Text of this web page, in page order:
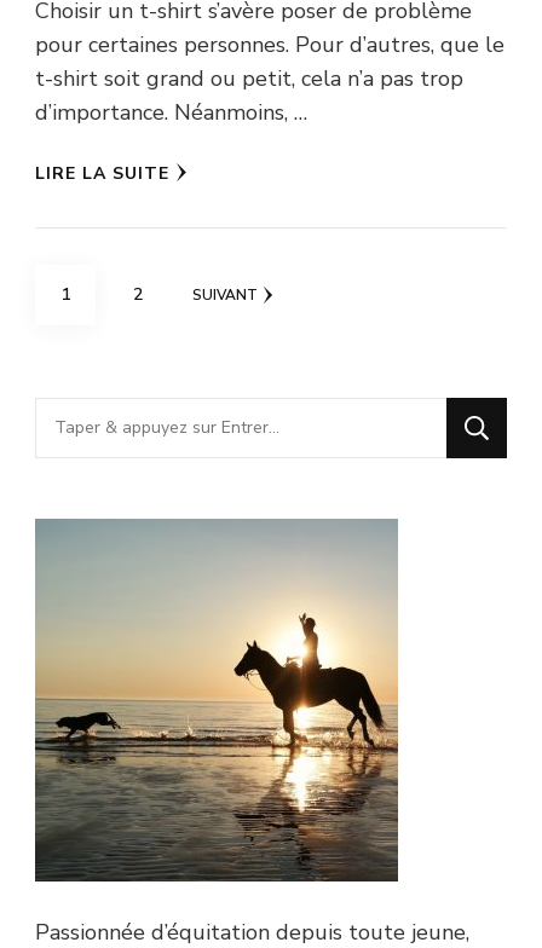
Choisir un t-shirt s’avère poser de problème
pour certaines personnes. Pour d’autres, que le
t-shirt soit grand ou petit, cela n’a pas trop
d’importance. Néanmoins, …
LIRE LA SUITE
Pagination
PAGE
1 PAGE
2 SUIVANT
Vous
recherchiez
chose
Passionnée d’équitation depuis toute jeune,